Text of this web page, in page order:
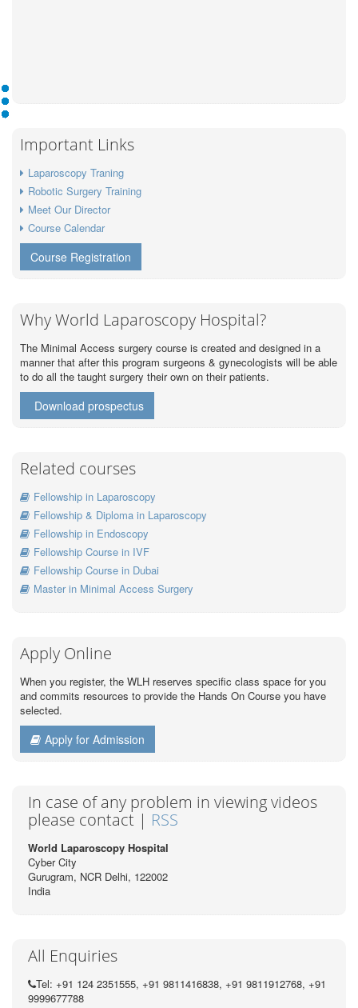
Important Links
Laparoscopy Traning
Robotic Surgery Training
Meet Our Director
Course Calendar
Course Registration
Why World Laparoscopy Hospital?
The Minimal Access surgery course is created and designed in a
manner that after this program surgeons & gynecologists will be able
to do all the taught surgery their own on their patients.
Download prospectus
Related courses
Fellowship in Laparoscopy
Fellowship & Diploma in Laparoscopy
Fellowship in Endoscopy
Fellowship Course in IVF
Fellowship Course in Dubai
Master in Minimal Access Surgery
Apply Online
When you register, the WLH reserves specific class space for you
and commits resources to provide the Hands On Course you have
selected.
Apply for Admission
In case of any problem in viewing videos
please contact | RSS
World Laparoscopy Hospital
Cyber City
Gurugram, NCR Delhi, 122002
India
All Enquiries
Tel: +91 124 2351555, +91 9811416838, +91 9811912768, +91
9999677788